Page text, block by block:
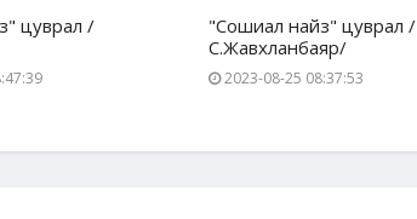
цуврал /
"Сошиал найз" цуврал /
С.Жавхланбаяр/
2023-08-25 08:37:53